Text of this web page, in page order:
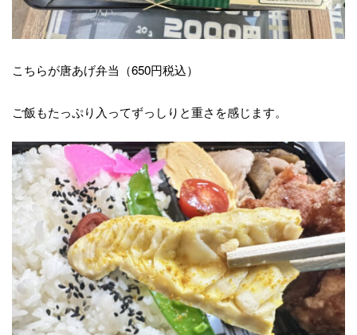
こちらが唐あげ弁当（650円税込）
ご飯もたっぷり入ってずっしりと重さを感じます。